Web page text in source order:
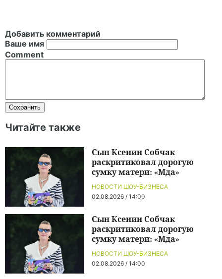
Добавить комментарий
Ваше имя
Comment
Читайте также
НОВОСТИ ШОУ-БИЗНЕСА
02.08.2026 / 14:00
Сын Ксении Собчак
раскритиковал дорогую
сумку матери: «Мда»
НОВОСТИ ШОУ-БИЗНЕСА
02.08.2026 / 14:00
Сын Ксении Собчак
раскритиковал дорогую
сумку матери: «Мда»